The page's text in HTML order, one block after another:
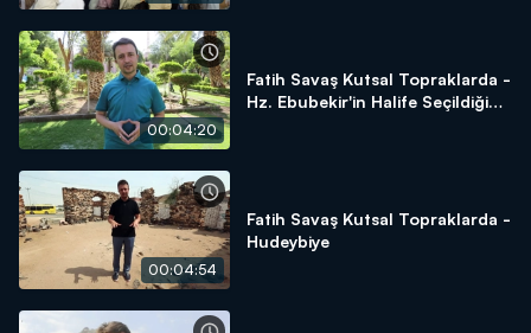
00:04:20
Fatih Savaş Kutsal Topraklarda -
Hz. Ebubekir'in Halife Seçildiği
00:04:54
Fatih Savaş Kutsal Topraklarda -
Hudeybiye